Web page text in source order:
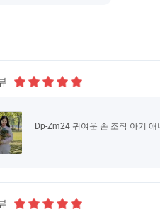
Dp-Zm24 귀여운 손 조작 아기